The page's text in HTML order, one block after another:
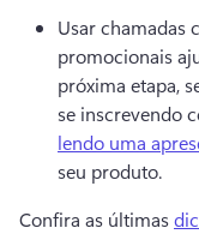
Usar chamadas
promocionais
próxima etapa,
se inscrevendo
lendo uma
seu produto.
Confira as últimas